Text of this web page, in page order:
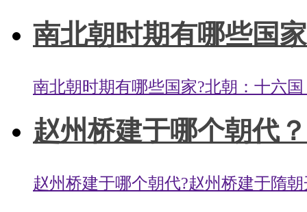
南北朝时期有哪些国
南北朝时期有哪些国家?北朝：十六
赵州桥建于哪个朝代
赵州桥建于哪个朝代?赵州桥建于隋